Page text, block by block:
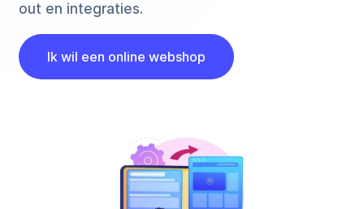
out en integraties.
Ik wil een online webshop